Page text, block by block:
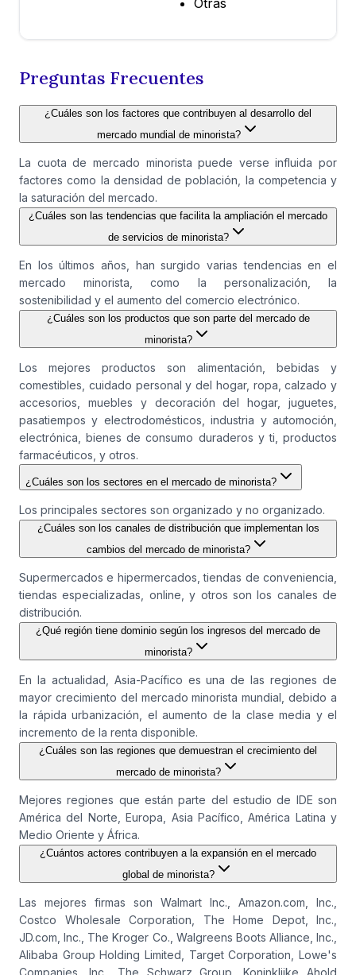
Otras
Preguntas Frecuentes
¿Cuáles son los factores que contribuyen al desarrollo del
mercado mundial de minorista?
La cuota de mercado minorista puede verse influida por
factores como la densidad de población, la competencia y
la saturación del mercado.
¿Cuáles son las tendencias que facilita la ampliación el mercado
de servicios de minorista?
En los últimos años, han surgido varias tendencias en el
mercado minorista, como la personalización, la
sostenibilidad y el aumento del comercio electrónico.
¿Cuáles son los productos que son parte del mercado de
minorista?
Los mejores productos son alimentación, bebidas y
comestibles, cuidado personal y del hogar, ropa, calzado y
accesorios, muebles y decoración del hogar, juguetes,
pasatiempos y electrodomésticos, industria y automoción,
electrónica, bienes de consumo duraderos y ti, productos
farmacéuticos, y otros.
¿Cuáles son los sectores en el mercado de minorista?
Los principales sectores son organizado y no organizado.
¿Cuáles son los canales de distribución que implementan los
cambios del mercado de minorista?
Supermercados e hipermercados, tiendas de conveniencia,
tiendas especializadas, online, y otros son los canales de
distribución.
¿Qué región tiene dominio según los ingresos del mercado de
minorista?
En la actualidad, Asia-Pacífico es una de las regiones de
mayor crecimiento del mercado minorista mundial, debido a
la rápida urbanización, el aumento de la clase media y el
incremento de la renta disponible.
¿Cuáles son las regiones que demuestran el crecimiento del
mercado de minorista?
Mejores regiones que están parte del estudio de IDE son
América del Norte, Europa, Asia Pacífico, América Latina y
Medio Oriente y África.
¿Cuántos actores contribuyen a la expansión en el mercado
global de minorista?
Las mejores firmas son Walmart Inc., Amazon.com, Inc.,
Costco Wholesale Corporation, The Home Depot, Inc.,
JD.com, Inc., The Kroger Co., Walgreens Boots Alliance, Inc.,
Alibaba Group Holding Limited, Target Corporation, Lowe's